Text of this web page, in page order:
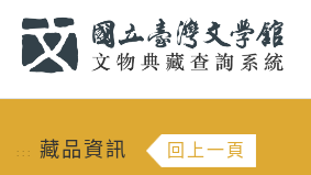
::: 藏品資訊 回上一頁